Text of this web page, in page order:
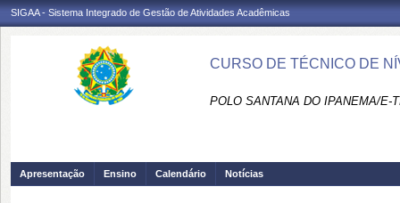
SIGAA - Sistema Integrado de Gestão de Atividades Acadêmicas
CURSO DE TÉCNICO DE
POLO SANTANA DO IPANEMA/E-
Apresentação Ensino Calendário Notícias